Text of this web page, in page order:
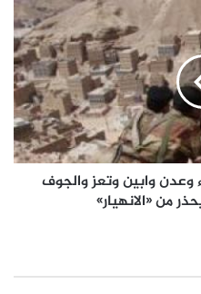
وابين وتعز والجوف
من «الانهيار»